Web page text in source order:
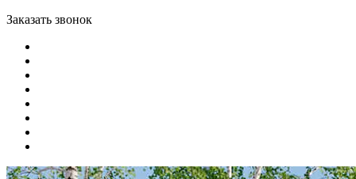
Заказать звонок